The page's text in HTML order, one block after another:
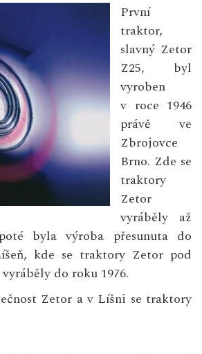
První
traktor,
slavný Zetor
Z25, byl
vyroben
v roce 1946
právě ve
Zbrojovce
Brno. Zde se
traktory
Zetor
vyráběly až
byla výroba přesunuta do
kde se traktory Zetor pod
do roku 1976.
Zetor a v Líšni se traktory